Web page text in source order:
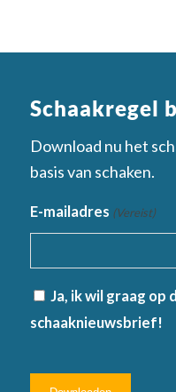
Schaakregel
Download nu het
basis van schaken.
E-mailadres (Vereist)
Aanmelden
nieuwsbrief
Ja, ik wil graag op
schaaknieuwsbrief!